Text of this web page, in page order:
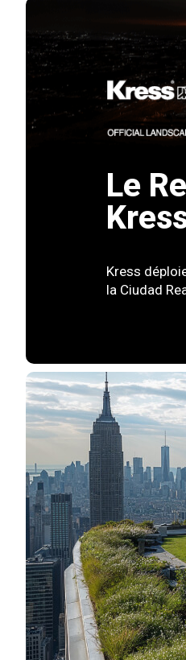
Le
Kress
la Ciudad